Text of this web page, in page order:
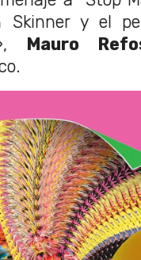
Skinner y el
Mauro